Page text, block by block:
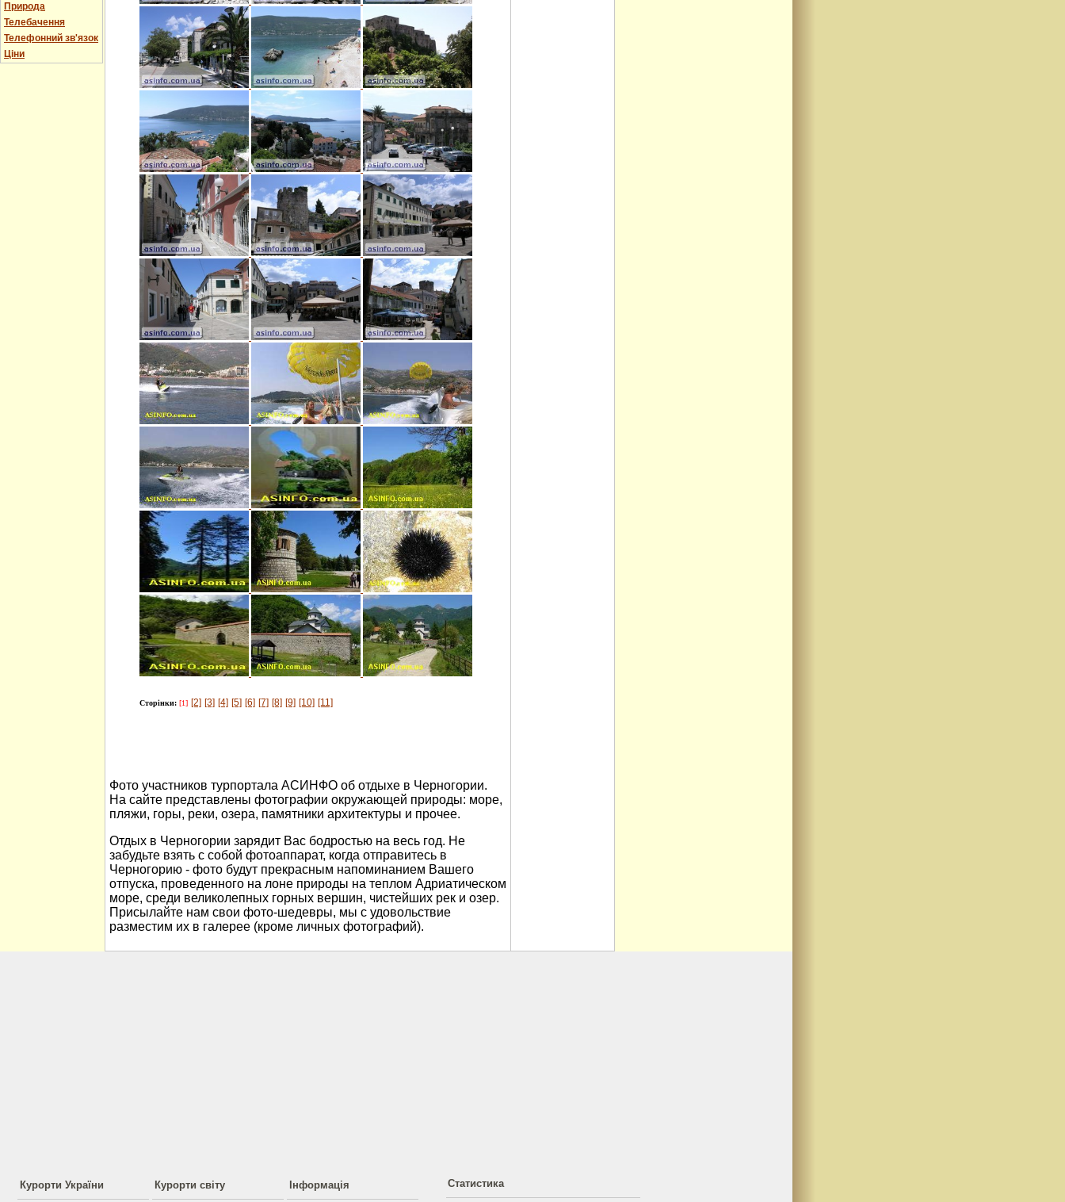
Природа
Телебачення
Телефонний зв'язок
Ціни
Сторінки: [1] [2] [3] [4] [5] [6] [7] [8] [9] [10] [11]
Фото участников турпортала АСИНФО об отдыхе в Черногории.
На сайте представлены фотографии окружающей природы: море,
пляжи, горы, реки, озера, памятники архитектуры и прочее.
Отдых в Черногории зарядит Вас бодростью на весь год. Не
забудьте взять с собой фотоаппарат, когда отправитесь в
Черногорию - фото будут прекрасным напоминанием Вашего
отпуска, проведенного на лоне природы на теплом Адриатическом
море, среди великолепных горных вершин, чистейших рек и озер.
Присылайте нам свои фото-шедевры, мы с удовольствие
разместим их в галерее (кроме личных фотографий).
Курорти України Курорти світу Інформація Статистика